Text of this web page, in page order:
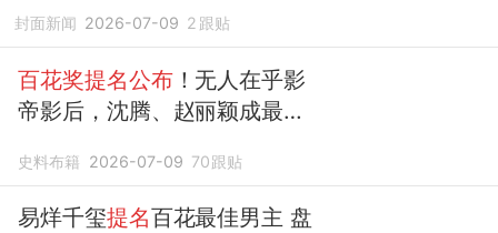
封面新闻 2026-07-09 2 跟贴
百花奖提名公布！无人在乎影
帝影后，沈腾、赵丽颖成最大
史料布籍 2026-07-09 70跟贴
易烊千玺提名百花最佳男主 盘